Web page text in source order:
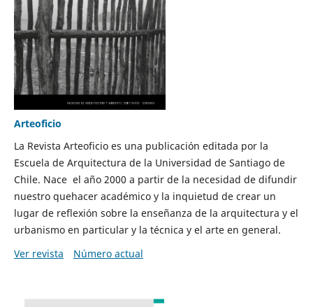
Arteoficio
La Revista Arteoficio es una publicación editada por la
Escuela de Arquitectura de la Universidad de Santiago de
Chile. Nace el año 2000 a partir de la necesidad de difundir
nuestro quehacer académico y la inquietud de crear un
lugar de reflexión sobre la enseñanza de la arquitectura y el
urbanismo en particular y la técnica y el arte en general.
Ver revista
Número actual